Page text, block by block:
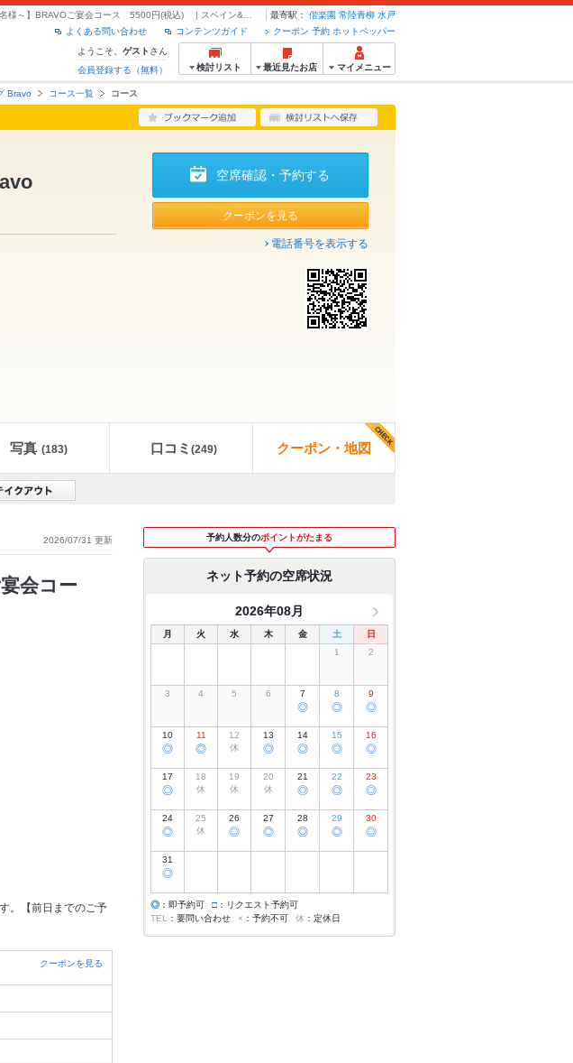
最寄駅： 偕楽園 常陸青柳 水戸
クーポン 予約 ホットペッパー
コンテンツガイド
よくある問い合わせ
ようこそ、 ゲスト さん
会員登録する（無料）
検討リスト 最近見たお店 マイメニュー
Bravo コース一覧 コース
空席確認・予約する
クーポンを見る
電話番号を表示する
写真 (183) 口コミ (249) クーポン・地図
2026/07/31 更新
会コー
。【前日までのご予
クーポンを見る
予約人数分のポイントがたまる
ネット予約の空席状況
2026年08月
月 火 水 木 金 土
日
1
2
3 4 5 6 7
◎
8
◎
9
◎
10
◎
11
◎
12
休
13
◎
14
◎
15
◎
16
◎
17
◎
18
休
19
休
20
休
21
◎
22
◎
23
◎
24
◎
25
休
26
◎
27
◎
28
◎
29
◎
30
◎
31
◎
◎ ：即予約可 □ ：リクエスト予約可
TEL
：要問い合わせ × ：予約不可 休 ：定休日